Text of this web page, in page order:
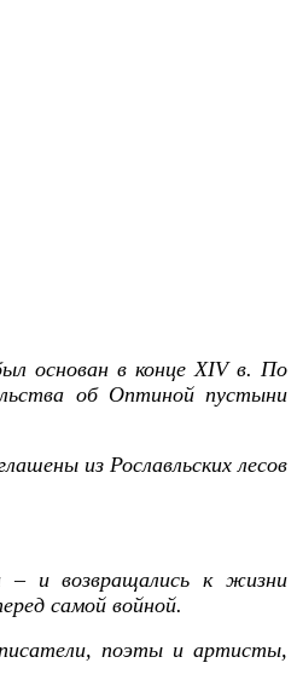
основан в конце XIV в. По
об Оптиной пустыни
из Рославльских лесов
– и возвращались к жизни
самой войной.
поэты и артисты,